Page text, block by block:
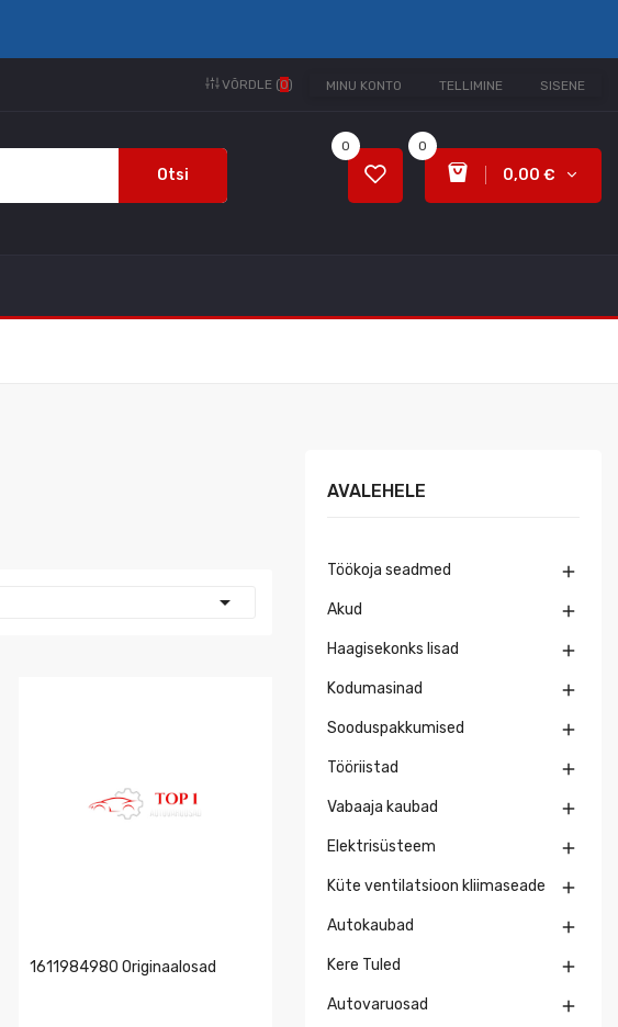
MINU KONTO TELLIMINE SISENE
VÕRDLE (0)
Otsi
0
0,00 €
0

1611984980 Originaalosad
AVALEHELE
Töökoja seadmed 
Akud 
Haagisekonks lisad 
Kodumasinad 
Sooduspakkumised 
Tööriistad 
Vabaaja kaubad 
Elektrisüsteem 
Küte ventilatsioon kliimaseade 
Autokaubad 
Kere Tuled 
Autovaruosad 